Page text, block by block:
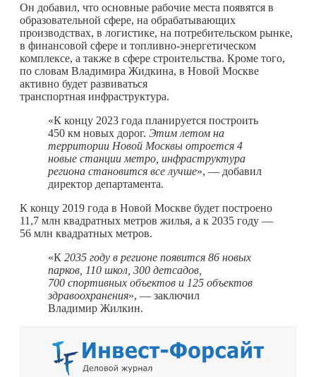
Он добавил, что основные рабочие места появятся в
образовательной сфере, на обрабатывающих
производствах, в логистике, на потребительском рынке,
в финансовой сфере и топливно-энергетическом
комплексе, а также в сфере строительства. Кроме того,
по словам Владимира Жидкина, в Новой Москве
активно будет развиваться
транспортная инфраструктура.
«К концу 2023 года планируется построить
450 км новых дорог. Этим летом на
территории Новой Москвы отроется 4
новые станции метро, инфраструктура
региона становится все лучше», — добавил
директор департамента.
К концу 2019 года в Новой Москве будет построено
11,7 млн квадратных метров жилья, а к 2035 году —
56 млн квадратных метров.
«К 2035 году в регионе появится 86 новых
парков, 110 школ, 300 детсадов,
700 спортивных объектов и 125 объектов
здравоохранения», — заключил
Владимир Жилкин.